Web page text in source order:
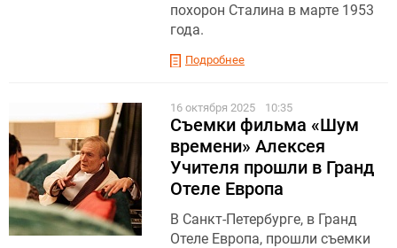
похорон Сталина в марте 1953
года.
Подробнее
16 октября 2025 10:35
Съемки фильма «Шум
времени» Алексея
Учителя прошли в Гранд
Отеле Европа
В Санкт-Петербурге, в Гранд
Отеле Европа, прошли съемки